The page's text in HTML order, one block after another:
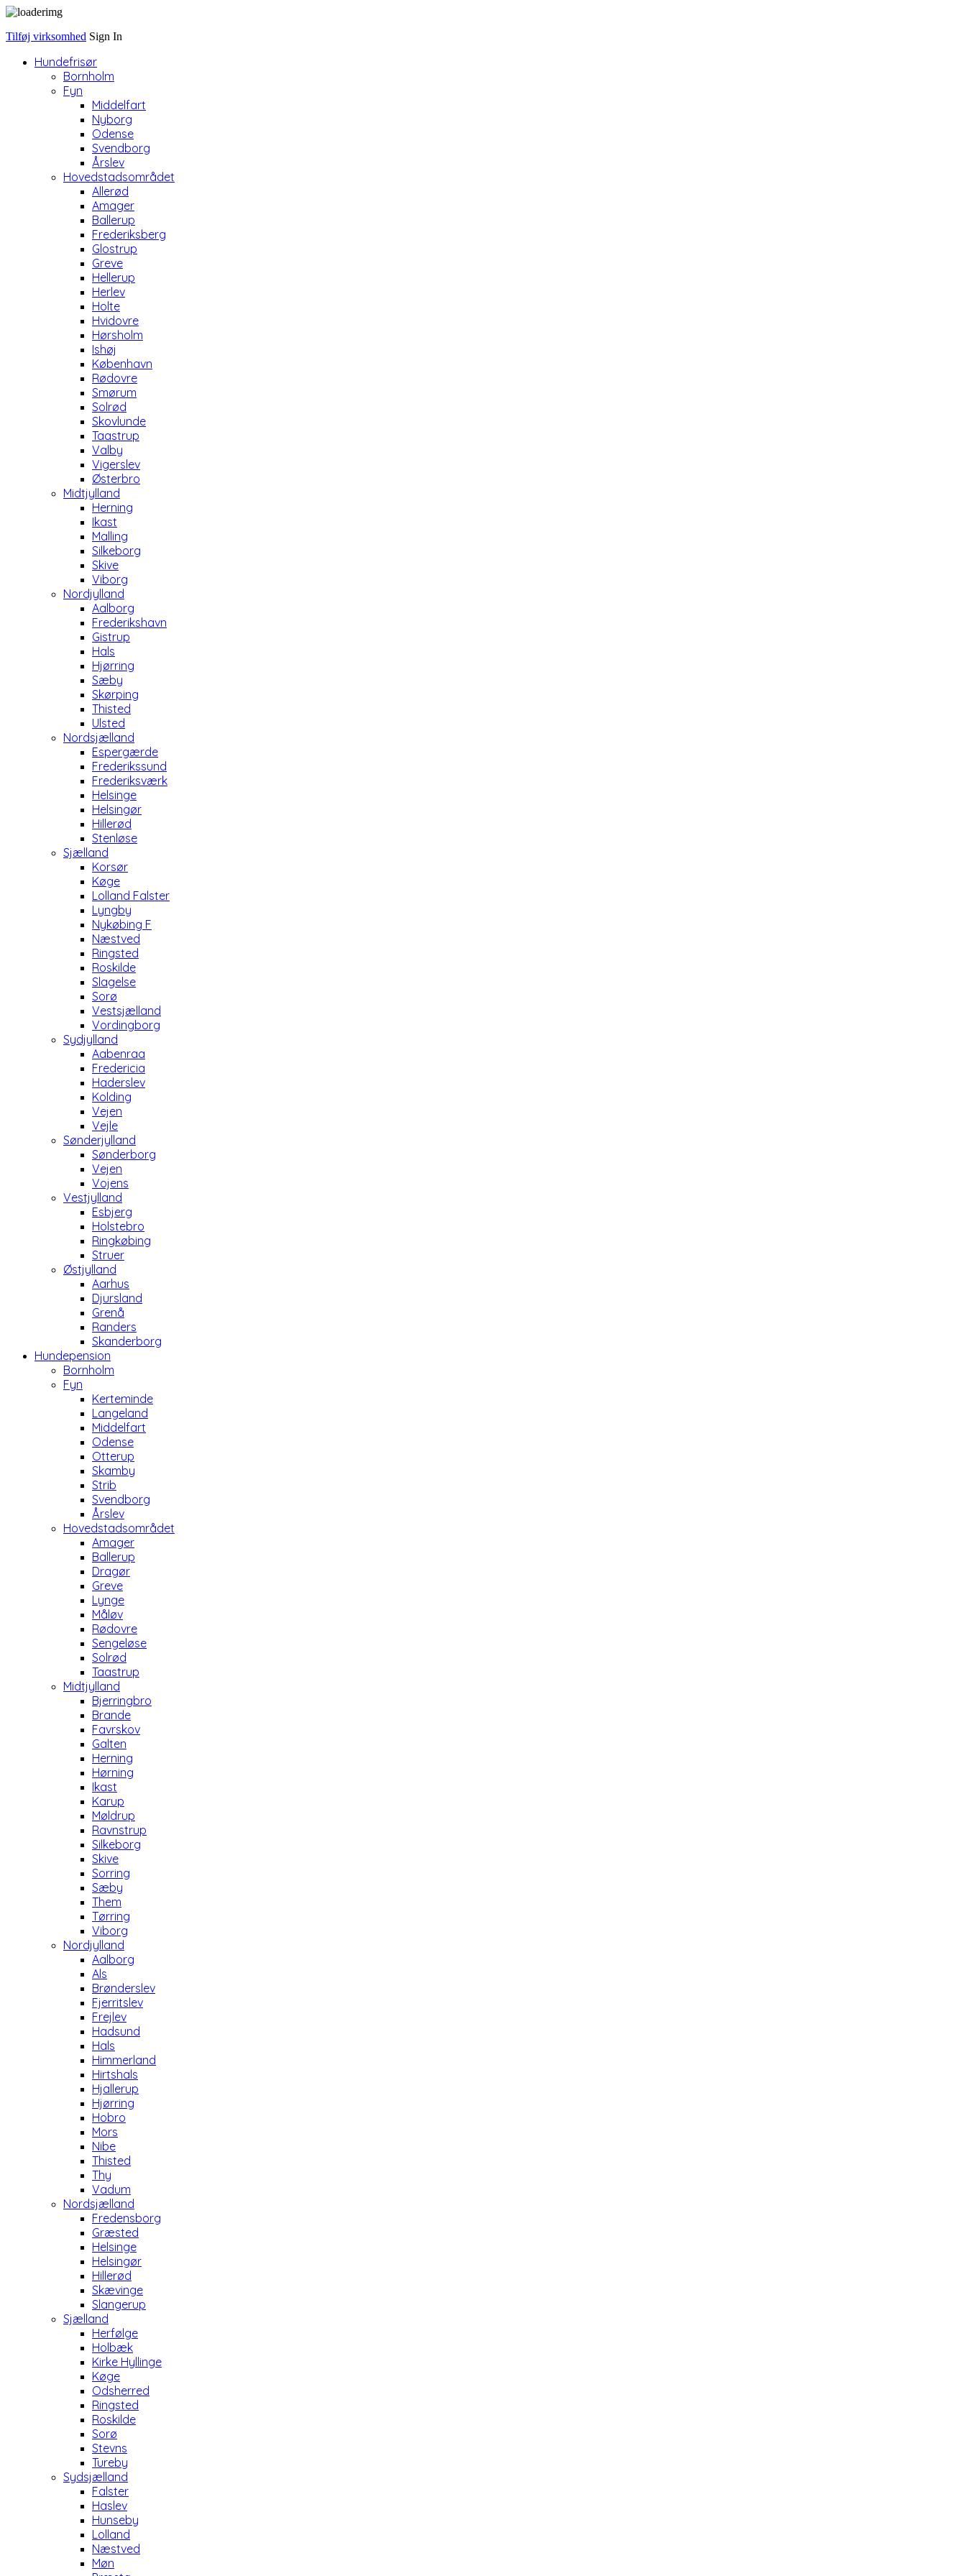
Tilføj virksomhed Sign In
Hundefrisør
Bornholm
Fyn
Middelfart
Nyborg
Odense
Svendborg
Årslev
Hovedstadsområdet
Allerød
Amager
Ballerup
Frederiksberg
Glostrup
Greve
Hellerup
Herlev
Holte
Hvidovre
Hørsholm
Ishøj
København
Rødovre
Smørum
Solrød
Skovlunde
Taastrup
Valby
Vigerslev
Østerbro
Midtjylland
Herning
Ikast
Malling
Silkeborg
Skive
Viborg
Nordjylland
Aalborg
Frederikshavn
Gistrup
Hals
Hjørring
Sæby
Skørping
Thisted
Ulsted
Nordsjælland
Espergærde
Frederikssund
Frederiksværk
Helsinge
Helsingør
Hillerød
Stenløse
Sjælland
Korsør
Køge
Lolland Falster
Lyngby
Nykøbing F
Næstved
Ringsted
Roskilde
Slagelse
Sorø
Vestsjælland
Vordingborg
Sydjylland
Aabenraa
Fredericia
Haderslev
Kolding
Vejen
Vejle
Sønderjylland
Sønderborg
Vejen
Vojens
Vestjylland
Esbjerg
Holstebro
Ringkøbing
Struer
Østjylland
Aarhus
Djursland
Grenå
Randers
Skanderborg
Hundepension
Bornholm
Fyn
Kerteminde
Langeland
Middelfart
Odense
Otterup
Skamby
Strib
Svendborg
Årslev
Hovedstadsområdet
Amager
Ballerup
Dragør
Greve
Lynge
Måløv
Rødovre
Sengeløse
Solrød
Taastrup
Midtjylland
Bjerringbro
Brande
Favrskov
Galten
Herning
Hørning
Ikast
Karup
Møldrup
Ravnstrup
Silkeborg
Skive
Sorring
Sæby
Them
Tørring
Viborg
Nordjylland
Aalborg
Als
Brønderslev
Fjerritslev
Frejlev
Hadsund
Hals
Himmerland
Hirtshals
Hjallerup
Hjørring
Hobro
Mors
Nibe
Thisted
Thy
Vadum
Nordsjælland
Fredensborg
Græsted
Helsinge
Helsingør
Hillerød
Skævinge
Slangerup
Sjælland
Herfølge
Holbæk
Kirke Hyllinge
Køge
Odsherred
Ringsted
Roskilde
Sorø
Stevns
Tureby
Sydsjælland
Falster
Haslev
Hunseby
Lolland
Næstved
Møn